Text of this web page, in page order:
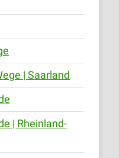
| Saarland
| Rheinland-